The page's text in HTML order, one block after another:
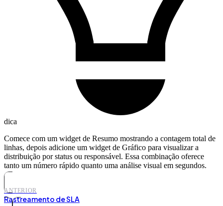
dica
Comece com um widget de Resumo mostrando a contagem total de
linhas, depois adicione um widget de Gráfico para visualizar a
distribuição por status ou responsável. Essa combinação oferece
tanto um número rápido quanto uma análise visual em segundos.
ANTERIOR
Rastreamento de SLA